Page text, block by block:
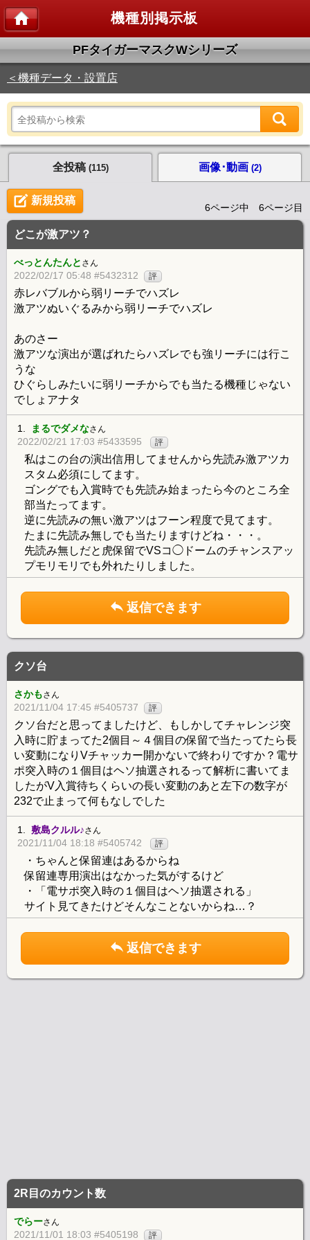
機種別掲示板
PFタイガーマスクWシリーズ
＜機種データ・設置店
全投稿 (115) 画像･動画 (2)
新規投稿
6ページ中 6ページ目
どこが激アツ？
べっとんたんと さん
2022/02/17 05:48 #5432312 評
赤レバブルから弱リーチでハズレ
激アツぬいぐるみから弱リーチでハズレ
あのさー
激アツな演出が選ばれたらハズレでも強リーチには行こ
うな
ひぐらしみたいに弱リーチからでも当たる機種じゃない
でしょアナタ
1. まるでダメなさん
2022/02/21 17:03 #5433595 評
私はこの台の演出信用してませんから先読み激アツカ
スタム必須にしてます。
ゴングでも入賞時でも先読み始まったら今のところ全
部当たってます。
逆に先読みの無い激アツはフーン程度で見てます。
たまに先読み無しでも当たりますけどね・・・。
先読み無しだと虎保留でVSコ◯ドームのチャンスアッ
プモリモリでも外れたりしました。
返信できます
クソ台
さかもさん
2021/11/04 17:45 #5405737 評
クソ台だと思ってましたけど、もしかしてチャレンジ突
入時に貯まってた2個目～４個目の保留で当たってたら長
い変動になりVチャッカー開かないで終わりですか？電サ
ポ突入時の１個目はヘソ抽選されるって解析に書いてま
したがV入賞待ちくらいの長い変動のあと左下の数字が
232で止まって何もなしでした
1. 敷島クルル♪さん
2021/11/04 18:18 #5405742 評
・ちゃんと保留連はあるからね
保留連専用演出はなかった気がするけど
・「電サポ突入時の１個目はヘソ抽選される」
サイト見てきたけどそんなことないからね…？
返信できます
2R目のカウント数
でらーさん
2021/11/01 18:03 #5405198 評